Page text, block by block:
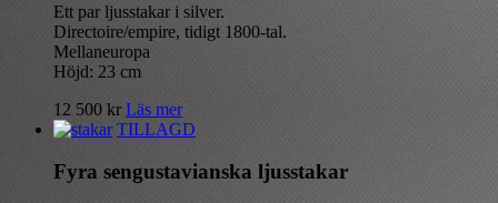
Ett par ljusstakar i silver.
Directoire/empire, tidigt 1800-tal.
Mellaneuropa
Höjd: 23 cm
12 500 kr Läs mer
TILLAGD
Fyra sengustavianska ljusstakar